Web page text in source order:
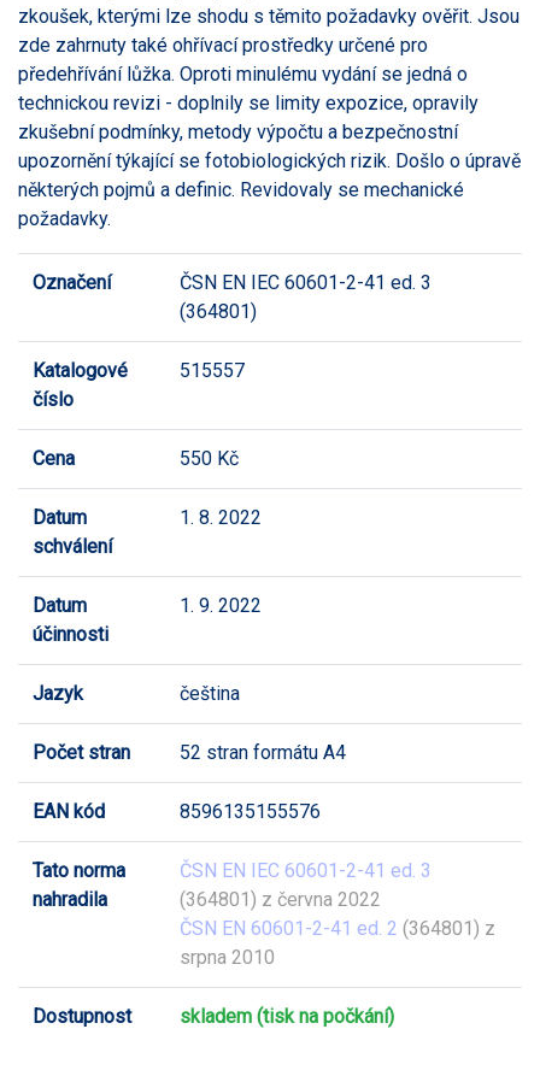
zkoušek, kterými lze shodu s těmito požadavky ověřit. Jsou
zde zahrnuty také ohřívací prostředky určené pro
předehřívání lůžka. Oproti minulému vydání se jedná o
technickou revizi - doplnily se limity expozice, opravily
zkušební podmínky, metody výpočtu a bezpečnostní
upozornění týkající se fotobiologických rizik. Došlo o úpravě
některých pojmů a definic. Revidovaly se mechanické
požadavky.
Označení
ČSN EN IEC 60601-2-41 ed. 3
(364801)
Katalogové
číslo
515557
Cena 550 Kč
Datum
schválení
1. 8. 2022
Datum
účinnosti
1. 9. 2022
Jazyk čeština
Počet stran 52 stran formátu A4
EAN kód 8596135155576
Tato norma
nahradila
ČSN EN IEC 60601-2-41 ed. 3
(364801) z června 2022
ČSN EN 60601-2-41 ed. 2 (364801) z
srpna 2010
Dostupnost skladem (tisk na počkání)